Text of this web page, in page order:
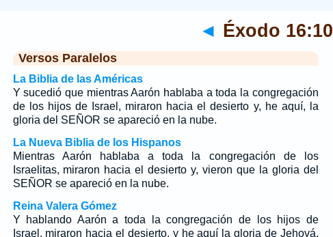
◄ Éxodo 16:10
Versos Paralelos
La Biblia de las Américas
Y sucedió que mientras Aarón hablaba a toda la congregación
de los hijos de Israel, miraron hacia el desierto y, he aquí, la
gloria del SEÑOR se apareció en la nube.
La Nueva Biblia de los Hispanos
Mientras Aarón hablaba a toda la congregación de los
Israelitas, miraron hacia el desierto y, vieron que la gloria del
SEÑOR se apareció en la nube.
Reina Valera Gómez
Y hablando Aarón a toda la congregación de los hijos de
Israel, miraron hacia el desierto, y he aquí la gloria de Jehová,